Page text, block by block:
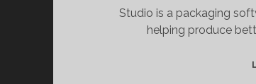
Studio is a packaging
helping produce